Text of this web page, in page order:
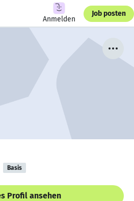
Anmelden
Job posten
Basis
Profil ansehen